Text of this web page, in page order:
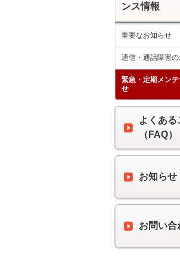
ンス情報
重要なお知らせ
通信・通話障害
緊急・定期メン
せ
よくある
（FAQ）
お知らせ
お問い合